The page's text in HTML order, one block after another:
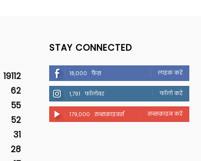
19112
62
55
52
31
28
STAY CONNECTED
18,000 फैंस लाइक करें
1,791 फॉलोवर फॉलो करें
179,000 सब्सक्राइबर्स सब्सक्राइब करें